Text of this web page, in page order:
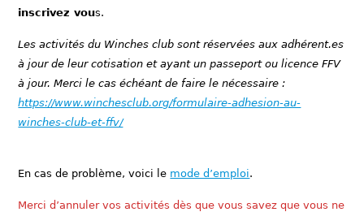
inscrivez vous.
Les activités du Winches club sont réservées aux adhérent.es
à jour de leur cotisation et ayant un passeport ou licence FFV
à jour. Merci le cas échéant de faire le nécessaire :
https://www.winchesclub.org/formulaire-adhesion-au-
winches-club-et-ffv/
En cas de problème, voici le mode d’emploi.
Merci d’annuler vos activités dès que vous savez que vous ne